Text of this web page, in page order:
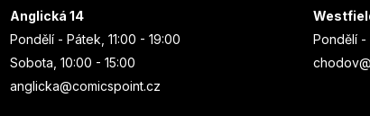
Anglická 14
Pondělí - Pátek, 11:00 - 19:00
Sobota, 10:00 - 15:00
anglicka@comicspoint.cz
Pondělí -